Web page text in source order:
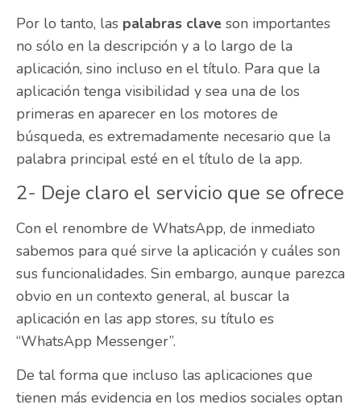
Por lo tanto, las palabras clave son importantes
no sólo en la descripción y a lo largo de la
aplicación, sino incluso en el título. Para que la
aplicación tenga visibilidad y sea una de los
primeras en aparecer en los motores de
búsqueda, es extremadamente necesario que la
palabra principal esté en el título de la app.
2- Deje claro el servicio que se ofrece
Con el renombre de WhatsApp, de inmediato
sabemos para qué sirve la aplicación y cuáles son
sus funcionalidades. Sin embargo, aunque parezca
obvio en un contexto general, al buscar la
aplicación en las app stores, su título es
“WhatsApp Messenger”.
De tal forma que incluso las aplicaciones que
tienen más evidencia en los medios sociales optan